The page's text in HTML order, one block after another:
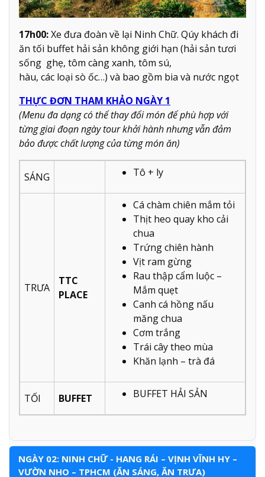
17h00:Xe đưa đoàn về lại Ninh Chữ. Qúy khách đi
ăn tối buffet hải sản không giới hạn (hải sản tươi
sống ghẹ, tôm càng xanh, tôm sú,
hàu, các loại sò ốc…) và bao gồm bia và nước ngọt
THỰC ĐƠN THAM KHẢO NGÀY 1
(Menu đa dạng có thể thay đổi món để phù hợp với
từng giai đoạn ngày tour khởi hành nhưng vẫn đảm
bảo được chất lượng của từng món ăn)
SÁNG Tô + ly
TRƯA
TTC
PLACE
Cá chàm chiên mắm tỏi
Thịt heo quay kho cải
chua
Trứng chiên hành
Vịt ram gừng
Rau thập cẩm luộc –
Mắm quẹt
Canh cá hồng nấu
măng chua
Cơm trắng
Trái cây theo mùa
Khăn lạnh – trà đá
TỐI BUFFET BUFFET HẢI SẢN
NGÀY 02: NINH CHỮ - HANG RÁI – VỊNH VĨNH HY –
VƯỜN NHO – TPHCM (ĂN SÁNG, ĂN TRƯA)